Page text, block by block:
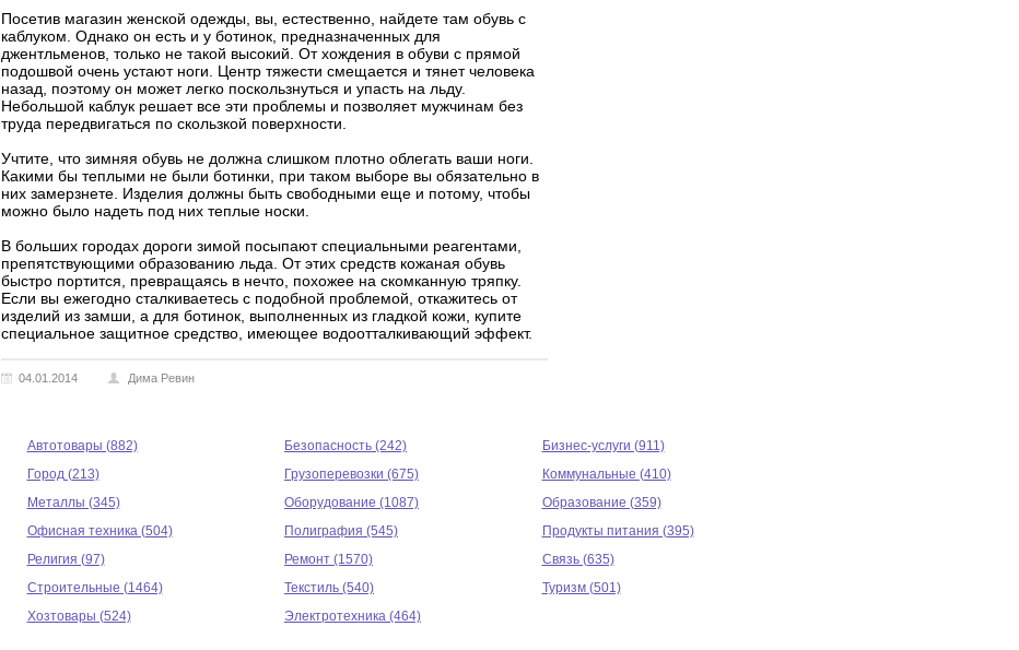
Посетив магазин женской одежды, вы, естественно, найдете там обувь с
каблуком. Однако он есть и у ботинок, предназначенных для
джентльменов, только не такой высокий. От хождения в обуви с прямой
подошвой очень устают ноги. Центр тяжести смещается и тянет человека
назад, поэтому он может легко поскользнуться и упасть на льду.
Небольшой каблук решает все эти проблемы и позволяет мужчинам без
труда передвигаться по скользкой поверхности.
Учтите, что зимняя обувь не должна слишком плотно облегать ваши ноги.
Какими бы теплыми не были ботинки, при таком выборе вы обязательно в
них замерзнете. Изделия должны быть свободными еще и потому, чтобы
можно было надеть под них теплые носки.
В больших городах дороги зимой посыпают специальными реагентами,
препятствующими образованию льда. От этих средств кожаная обувь
быстро портится, превращаясь в нечто, похожее на скомканную тряпку.
Если вы ежегодно сталкиваетесь с подобной проблемой, откажитесь от
изделий из замши, а для ботинок, выполненных из гладкой кожи, купите
специальное защитное средство, имеющее водоотталкивающий эффект.
04.01.2014 Дима Ревин
Автотовары (882) Безопасность (242)
Бизнес-услуги (911)
Город (213) Грузоперевозки (675)
Коммунальные (410)
Металлы (345) Оборудование (1087)
Образование (359)
Офисная техника (504) Полиграфия (545)
Продукты питания (395)
Религия (97) Ремонт (1570)
Связь (635)
Строительные (1464) Текстиль (540)
Туризм (501)
Хозтовары (524) Электротехника (464)